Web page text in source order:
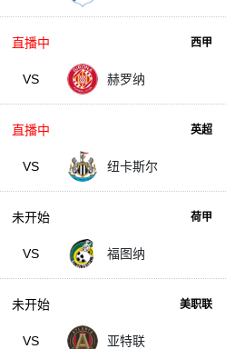
西甲
VS 赫罗纳
直播中
英超
VS 纽卡斯尔
直播中
荷甲
VS 福图纳
未开始
美职联
VS 亚特联
未开始